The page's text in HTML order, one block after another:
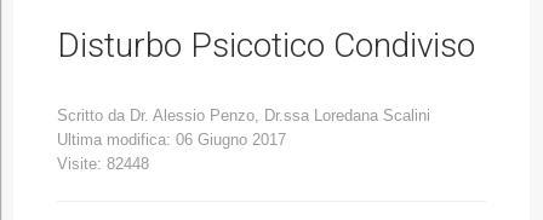
Disturbo Psicotico Condiviso
Scritto da Dr. Alessio Penzo, Dr.ssa Loredana Scalini
Ultima modifica: 06 Giugno 2017
Visite: 82448